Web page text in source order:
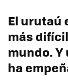
El urutaú
más
mundo. Y
ha